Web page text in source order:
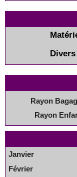
Divers
Rayon
Rayon
Janvier
Février